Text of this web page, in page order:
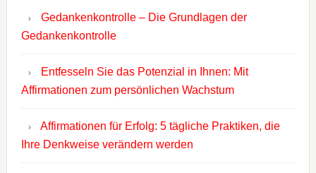
Gedankenkontrolle – Die Grundlagen der
Gedankenkontrolle
Entfesseln Sie das Potenzial in Ihnen: Mit
Affirmationen zum persönlichen Wachstum
Affirmationen für Erfolg: 5 tägliche Praktiken, die
Ihre Denkweise verändern werden